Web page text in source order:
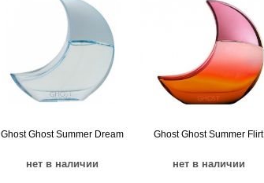
Ghost Ghost Summer Dream
нет в наличии
Ghost Ghost Summer Flirt
нет в наличии